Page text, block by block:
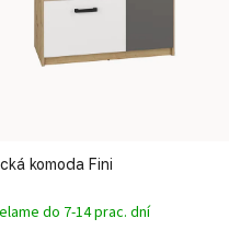
komoda Fini
do 7-14 prac. dní